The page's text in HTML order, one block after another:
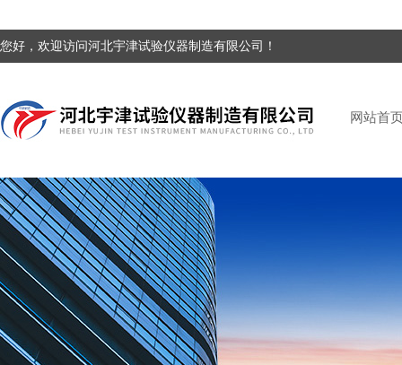
您好，欢迎访问河北宇津试验仪器制造有限公司！
网站首